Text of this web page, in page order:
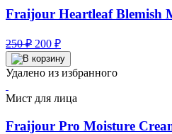
Fraijour Heartleaf Blemish
250₽ Первоначальная
цена
составляла
200 ₽Текущая
цена:
200 ₽.
Удалено из избранного
Мист для лица
Fraijour Pro Moisture